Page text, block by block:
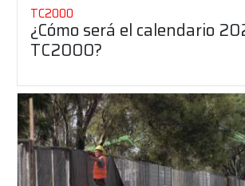
TC2000
¿Cómo será el calendario
TC2000?